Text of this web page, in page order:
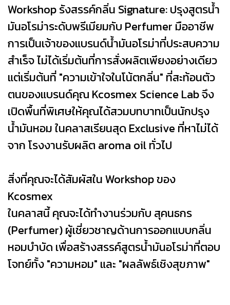
Workshop รังสรรค์กลิ่น Signature: ปรุงสูตรน้ำ
มันอโรม่าระดับพรีเมียมกับ Perfumer มืออาชีพ
การเป็นเจ้าของแบรนด์น้ำมันอโรม่าที่ประสบความ
สำเร็จ ไม่ได้เริ่มต้นที่การสั่งผลิตเพียงอย่างเดียว
แต่เริ่มต้นที่ "ความเข้าใจในโน้ตกลิ่น" ที่สะท้อนตัว
ตนของแบรนด์คุณ Kcosmex Science Lab จึง
เปิดพื้นที่พิเศษให้คุณได้สวมบทบาทเป็นนักปรุง
น้ำมันหอม ในคลาสเรียนสุด Exclusive ที่หาไม่ได้
จาก โรงงานรับผลิต aroma oil ทั่วไป
สิ่งที่คุณจะได้สัมผัสใน Workshop ของ
Kcosmex
ในคลาสนี้ คุณจะได้ทำงานร่วมกับ สุคนธกร
(Perfumer) ผู้เชี่ยวชาญด้านการออกแบบกลิ่น
หอมบำบัด เพื่อสร้างสรรค์สูตรน้ำมันอโรม่าที่ตอบ
โจทย์ทั้ง "ความหอม" และ "ผลลัพธ์เชิงสุขภาพ"